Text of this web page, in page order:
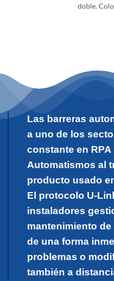
doble.
Las barreras
a uno de los
constante en RPA
Automatismos al
producto usado
El protocolo U-
instaladores
mantenimiento
de una forma
problemas o
también a